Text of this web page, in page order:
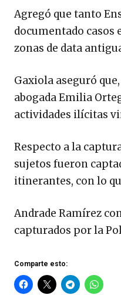
Agregó que tanto
documentado casos
zonas de data
Gaxiola aseguró
abogada Emilia
actividades ilícitas
Respecto a la
sujetos fueron
itinerantes, con lo
Andrade Ramírez
capturados por la
Comparte esto: